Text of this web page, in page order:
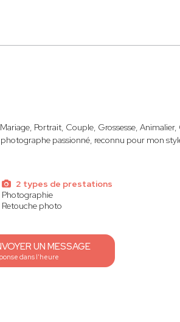
Portrait, Couple, Grossesse,
passionné, reconnu pour mon
2 types de prestations
Photographie
Retouche photo
UN MESSAGE
dans l'heure